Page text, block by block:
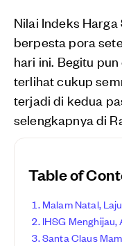
Nilai Indeks Harga
berpesta pora
hari ini. Begitu
terlihat cukup
terjadi di kedua
selengkapnya di
Table of
Malam Natal,
IHSG
Santa Claus